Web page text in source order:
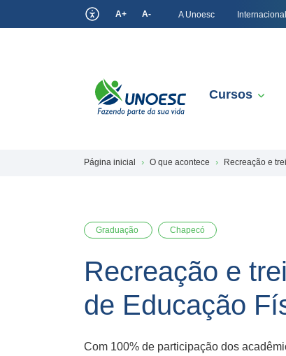
A+ A- A Unoesc
Cursos
Página inicial O que acontece Recreação e
Graduação Chapecó
Recreação e
de Educação
Com 100% de participação dos